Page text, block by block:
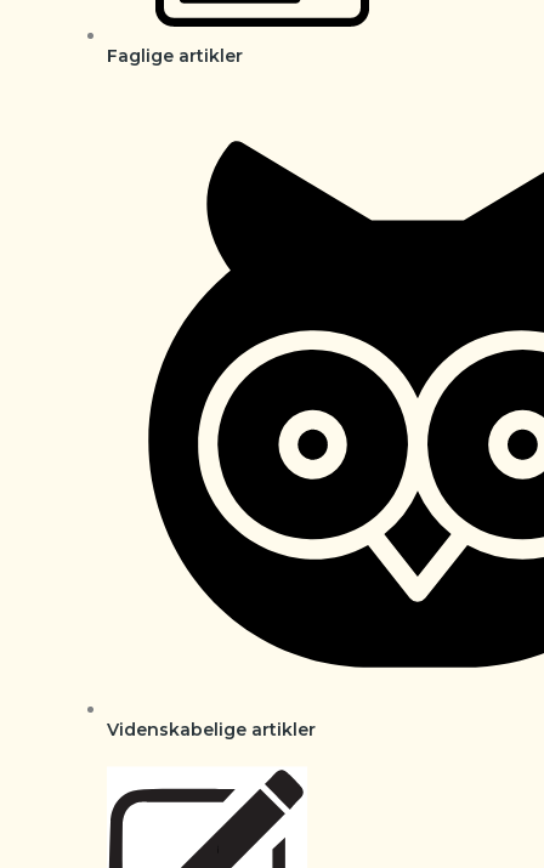
Faglige artikler
Videnskabelige artikler